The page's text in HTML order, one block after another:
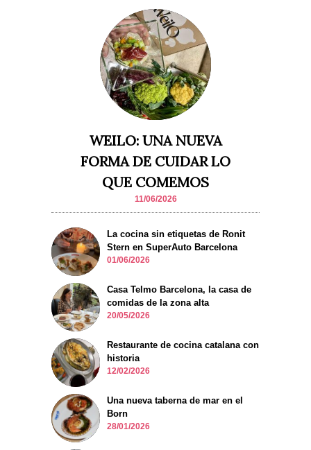
WEILO: UNA NUEVA
FORMA DE CUIDAR LO
QUE COMEMOS
11/06/2026
La cocina sin etiquetas de Ronit
Stern en SuperAuto Barcelona
01/06/2026
Casa Telmo Barcelona, la casa de
comidas de la zona alta
20/05/2026
Restaurante de cocina catalana con
historia
12/02/2026
Una nueva taberna de mar en el
Born
28/01/2026
personalizados.